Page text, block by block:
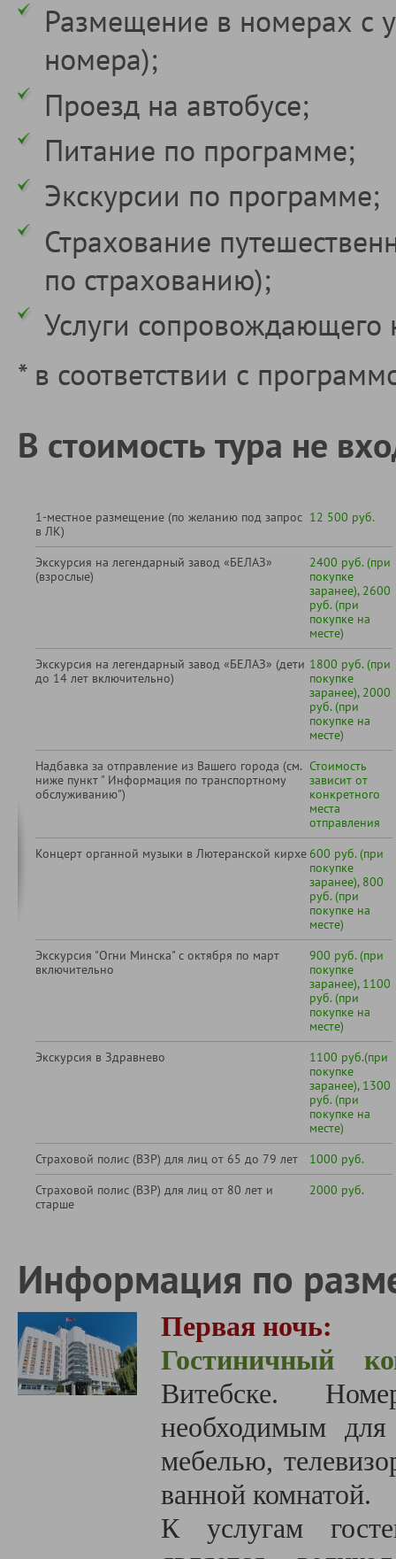
Размещение в номерах с
номера);
Проезд на автобусе;
Питание по программе;
Экскурсии по программе;
Страхование
по страхованию);
Услуги сопровождающего
* в соответствии с
В стоимость тура не
1-местное размещение (по желанию под запрос
в ЛК)
12 500 руб.
Экскурсия на легендарный завод «БЕЛАЗ»
(взрослые)
2400 руб. (при
покупке
заранее), 2600
руб. (при
покупке на
месте)
Экскурсия на легендарный завод «БЕЛАЗ» (дети
до 14 лет включительно)
1800 руб. (при
покупке
заранее), 2000
руб. (при
покупке на
месте)
Надбавка за отправление из Вашего города (см.
ниже пункт " Информация по транспортному
обслуживанию")
Стоимость
зависит от
конкретного
места
отправления
Концерт органной музыки в Лютеранской кирхе 600 руб. (при
покупке
заранее), 800
руб. (при
покупке на
месте)
Экскурсия "Огни Минска" с октября по март
включительно
900 руб. (при
покупке
заранее), 1100
руб. (при
покупке на
месте)
Экскурсия в Здравнево
1100 руб.(при
покупке
заранее), 1300
руб. (при
покупке на
месте)
Страховой полис (ВЗР) для лиц от 65 до 79 лет
1000 руб.
Страховой полис (ВЗР) для лиц от 80 лет и
старше
2000 руб.
Информация по
Первая ночь:
Гостиничный
Витебске.
необходимым для
мебелью,
ванной комнатой.
К услугам